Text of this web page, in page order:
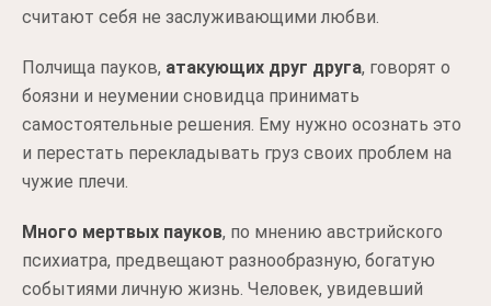
считают себя не заслуживающими любви.
Полчища пауков, атакующих друг друга, говорят о
боязни и неумении сновидца принимать
самостоятельные решения. Ему нужно осознать это
и перестать перекладывать груз своих проблем на
чужие плечи.
Много мертвых пауков, по мнению австрийского
психиатра, предвещают разнообразную, богатую
событиями личную жизнь. Человек, увидевший